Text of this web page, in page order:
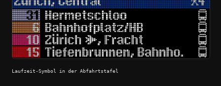
Laufzeit-Symbol in der Abfahrtstafel